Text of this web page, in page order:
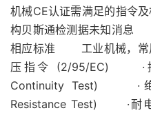
机械CE认证需满足的指
构贝斯通检测据未知消息
相应标准 工业机械，
压指令 (2/95/EC) ·
Continuity Test) ·
Resistance Test) ·耐